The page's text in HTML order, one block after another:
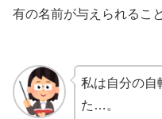
有の名前が与えられるこ
私は自分の自
た…。